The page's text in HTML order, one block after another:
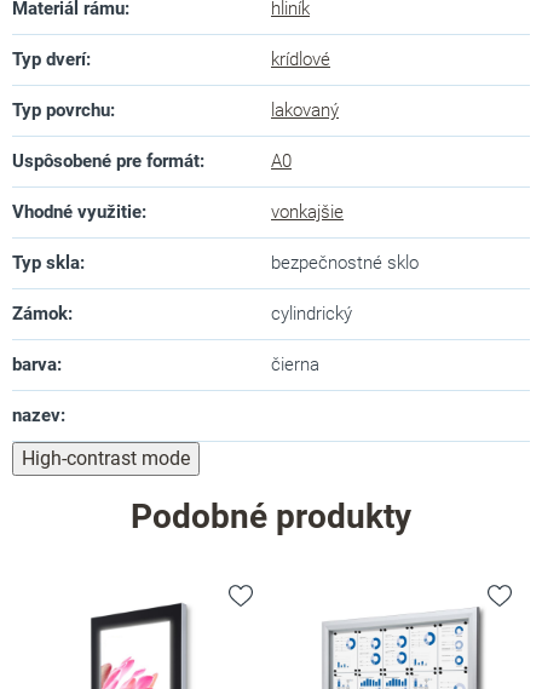
Materiál rámu: hliník
Typ dverí: krídlové
Typ povrchu: lakovaný
Uspôsobené pre formát: A0
Vhodné využitie: vonkajšie
Typ skla: bezpečnostné sklo
Zámok: cylindrický
barva: čierna
nazev:
High-contrast mode
Podobné produkty